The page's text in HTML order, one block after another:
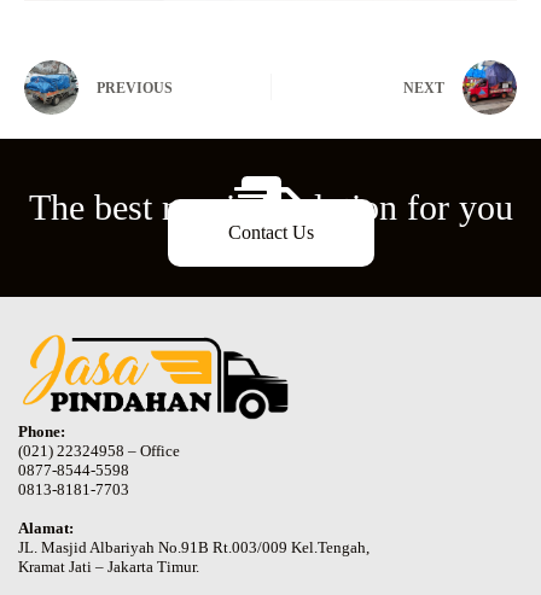
PREVIOUS NEXT
The best moving solution for you
Contact Us
Phone:
(021) 22324958 – Office
0877-8544-5598
0813-8181-7703
Alamat:
JL. Masjid Albariyah No.91B Rt.003/009 Kel.Tengah,
Kramat Jati – Jakarta Timur.